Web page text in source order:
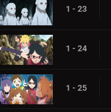
1 - 23
1 - 24
1 - 25